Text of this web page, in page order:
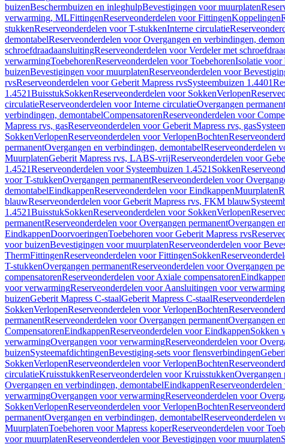
buizenBeschermbuizen en inleghulpBevestigingen voor muurplaten
verwarming, MLFittingenReserveonderdelen voor FittingenKoppelingen
stukkenReserveonderdelen voor T-stukkenInterne circulatie
demontabelReserveonderdelen voor Overgangen en verbindingen,
schroefdraadaansluitingReserveonderdelen voor Verdeler met
verwarmingToebehorenReserveonderdelen voor ToebehorenIsolatie voor
buizenBevestigingen voor muurplatenReserveonderdelen voor
rvsReserveonderdelen voor Geberit Mapress rvsSysteembuizen 1.4401
1.4521BuisstukSokkenReserveonderdelen voor SokkenVerlopen
circulatieReserveonderdelen voor Interne circulatieOvergangen permanent
verbindingen, demontabelCompensatorenReserveonderdelen voor
Mapress rvs, gasReserveonderdelen voor Geberit Mapress rvs, gas
SokkenVerlopenReserveonderdelen voor VerlopenBochten
permanentOvergangen en verbindingen, demontabelReserveonderdelen
MuurplatenGeberit Mapress rvs, LABS-vrijReserveonderdelen voor
1.4521Reserveonderdelen voor Systeembuizen 1.4521 Sokken
voor T-stukkenOvergangen permanentReserveonderdelen voor
demontabelEindkappenReserveonderdelen voor EindkappenMuurplaten
blauwReserveonderdelen voor Geberit Mapress rvs, FKM blauw
1.4521BuisstukSokkenReserveonderdelen voor SokkenVerlopen
permanentReserveonderdelen voor Overgangen permanentOvergangen
EindkappenDoorvoeringenToebehoren voor Geberit Mapress rvs
voor buizenBevestigingen voor muurplatenReserveonderdelen voor
ThermFittingenReserveonderdelen voor FittingenSokken
T-stukkenOvergangen permanentReserveonderdelen voor Overgangen
compensatorenReserveonderdelen voor Axiale compensatorenEindkappen
voor verwarmingReserveonderdelen voor Aansluitingen voor verwarming
buizenGeberit Mapress C-staalGeberit Mapress C-staal
SokkenVerlopenReserveonderdelen voor VerlopenBochten
permanentReserveonderdelen voor Overgangen permanentOvergangen
CompensatorenEindkappenReserveonderdelen voor EindkappenSokken
verwarmingOvergangen voor verwarmingReserveonderdelen voor
buizenSysteemafdichtingenBevestiging-sets voor flensverbindingen
SokkenVerlopenReserveonderdelen voor VerlopenBochten
circulatieKruisstukkenReserveonderdelen voor KruisstukkenOvergangen
Overgangen en verbindingen, demontabelEindkappen
verwarmingOvergangen voor verwarmingReserveonderdelen voor
SokkenVerlopenReserveonderdelen voor VerlopenBochten
permanentOvergangen en verbindingen, demontabelReserveonderdelen
MuurplatenToebehoren voor Mapress koperReserveonderdelen voor
voor muurplatenReserveonderdelen voor Bevestigingen voor muurplaten